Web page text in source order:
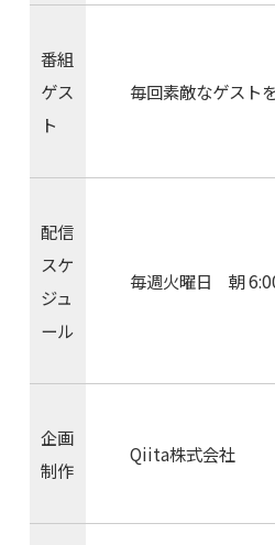
番組
ゲス
ト
毎回素敵なゲスト
配信
スケ
ジュ
ール
毎週火曜日 朝
企画
制作
Qiita株式会社